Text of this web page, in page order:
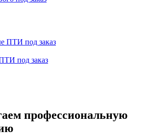
под заказ
профессиональную